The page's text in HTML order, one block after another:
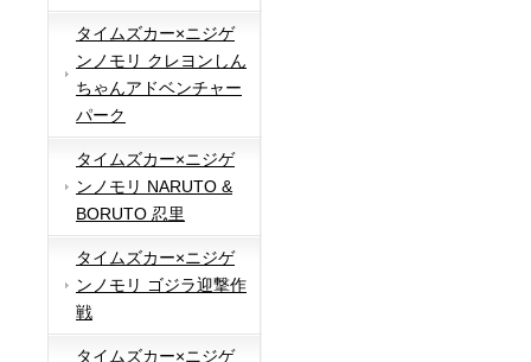
タイムズカー×ニジゲ
ンノモリ クレヨンしん
ちゃんアドベンチャー
パーク
タイムズカー×ニジゲ
ンノモリ NARUTO &
BORUTO 忍里
タイムズカー×ニジゲ
ンノモリ ゴジラ迎撃作
戦
タイムズカー×ニジゲ